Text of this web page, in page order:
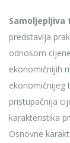
Samoljepljiva
predstavlja
odnosom
ekonomičnijih
ekonomičnijeg
pristupačnija
karakteristika
Osnovne